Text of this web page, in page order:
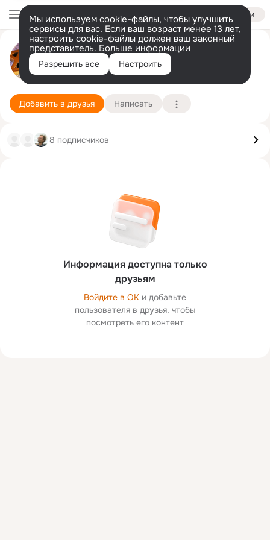
Войти
Мы используем cookie-файлы, чтобы улучшить
сервисы для вас. Если ваш возраст менее 13 лет,
настроить cookie-файлы должен ваш законный
представитель. Больше информации
Разрешить все Настроить
юра рябенко
герцлия- балашиха
30 апреля (54 года)
Подробнее
Добавить в друзья Написать
Информация доступна только
друзьям
Войдите в ОК и добавьте
пользователя в друзья, чтобы
посмотреть его контент
8 подписчиков